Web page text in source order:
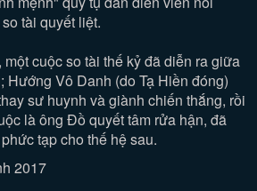
tài quyết liệt.
cuộc so tài thế kỷ đã diễn ra giữa
Hướng Vô Danh (do Tạ Hiền đóng)
sư huynh và giành chiến thắng, rồi
là ông Đồ quyết tâm rửa hận, đã
tạp cho thế hệ sau.